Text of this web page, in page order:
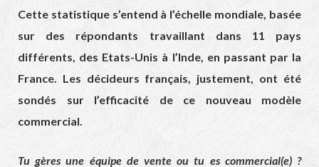
Cette statistique s’entend à l’échelle mondiale, basée
sur des répondants travaillant dans 11 pays
différents, des Etats-Unis à l’Inde, en passant par la
France. Les décideurs français, justement, ont été
sondés sur l’efficacité de ce nouveau modèle
commercial.
Tu gères une équipe de vente ou tu es commercial(e) ?